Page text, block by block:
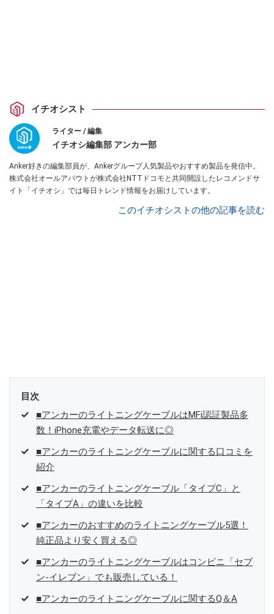
イチオシスト
ライター / 編集
イチオシ編集部 アンカー部
Anker好きの編集部員が、Ankerグループ人気製品やおすすめ製品を発信中。
株式会社オールアバウトが株式会社NTTドコモと共同開設したレコメンドサ
イト「イチオシ」では毎日トレンド情報をお届けしています。
このイチオシストの他の記事を読む
目次
■アンカーのライトニングケーブルはMFi認証製品多
数！iPhone充電やデータ転送に◎
■アンカーのライトニングケーブルに関する口コミを
紹介
■アンカーのライトニングケーブル「タイプC」と
「タイプA」の違いを比較
■アンカーのおすすめのライトニングケーブル5選！
純正品より安く買える◎
■アンカーのライトニングケーブルはコンビニ「セブ
ン-イレブン」でも販売している！
■アンカーのライトニングケーブルに関するQ＆A